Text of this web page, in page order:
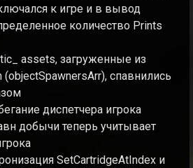
к игре и в вывод
количество Prints
assets, загруженные из
(objectSpawnersArr), спавнились
диспетчера игрока
добычи теперь учитывает
SetCartridgeAtIndex и